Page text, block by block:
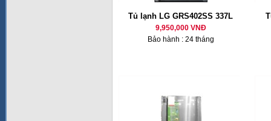
Tủ lạnh LG GRS402SS 337L
9,950,000 VNĐ
Bảo hành : 24 tháng